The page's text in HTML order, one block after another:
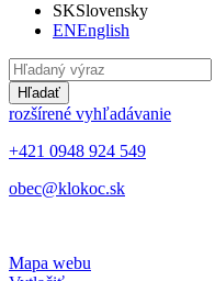
SKSlovensky
ENEnglish
Hľadať
rozšírené vyhľadávanie
+421 0948 924 549
obec@klokoc.sk
Mapa webu